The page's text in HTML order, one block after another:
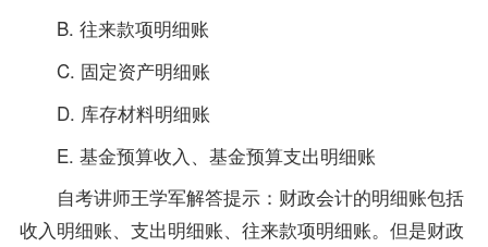
B. 往来款项明细账
C. 固定资产明细账
D. 库存材料明细账
E. 基金预算收入、基金预算支出明细账
自考讲师王学军解答提示：财政会计的明细账包括
收入明细账、支出明细账、往来款项明细账。但是财政